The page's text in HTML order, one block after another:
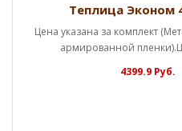
Теплица
Цена указана за комплект
армированной
4399.9 Руб.